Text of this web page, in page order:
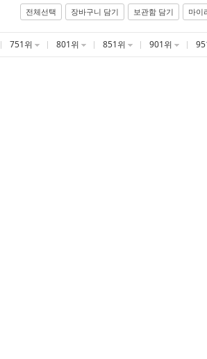
전체선택 장바구니 담기 보관함 담기 마이
751위 801위 851위 901위